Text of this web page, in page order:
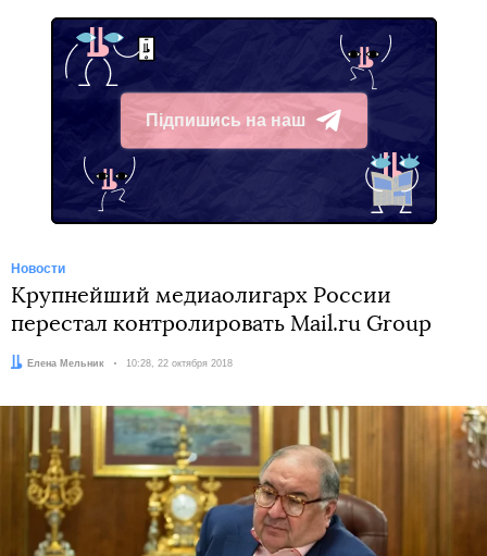
Підпишись на наш
Telegram
Новости
Крупнейший медиаолигарх России
перестал контролировать Mail.ru Group
Автор:Елена Мельник Дата:
10:28, 22 октября 2018